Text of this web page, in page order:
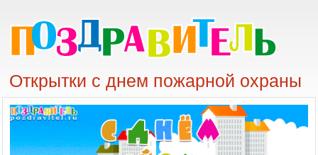
Открытки с днем пожарной охраны